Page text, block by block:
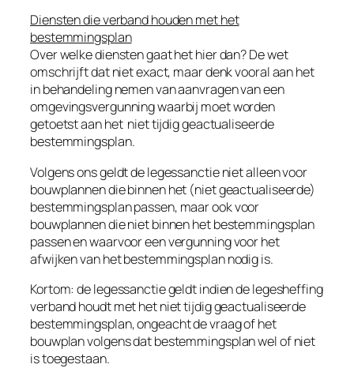
Diensten die verband houden met het
bestemmingsplan
Over welke diensten gaat het hier dan? De wet
omschrijft dat niet exact, maar denk vooral aan het
in behandeling nemen van aanvragen van een
omgevingsvergunning waarbij moet worden
getoetst aan het niet tijdig geactualiseerde
bestemmingsplan.
Volgens ons geldt de legessanctie niet alleen voor
bouwplannen die binnen het (niet geactualiseerde)
bestemmingsplan passen, maar ook voor
bouwplannen die niet binnen het bestemmingsplan
passen en waarvoor een vergunning voor het
afwijken van het bestemmingsplan nodig is.
Kortom: de legessanctie geldt indien de legesheffing
verband houdt met het niet tijdig geactualiseerde
bestemmingsplan, ongeacht de vraag of het
bouwplan volgens dat bestemmingsplan wel of niet
is toegestaan.